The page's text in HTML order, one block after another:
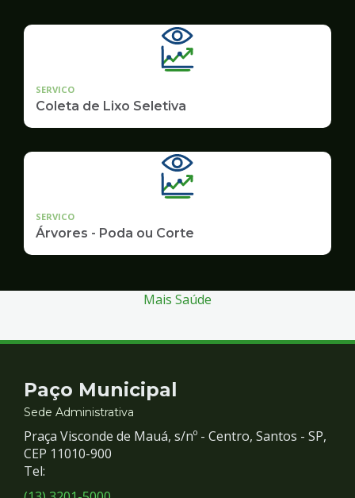
SERVICO
Coleta de Lixo Seletiva
SERVICO
Árvores - Poda ou Corte
Mais Saúde
Contato
e
Redes
Paço Municipal
Sede Administrativa
Praça Visconde de Mauá, s/nº - Centro, Santos - SP,
CEP 11010-900
Tel: